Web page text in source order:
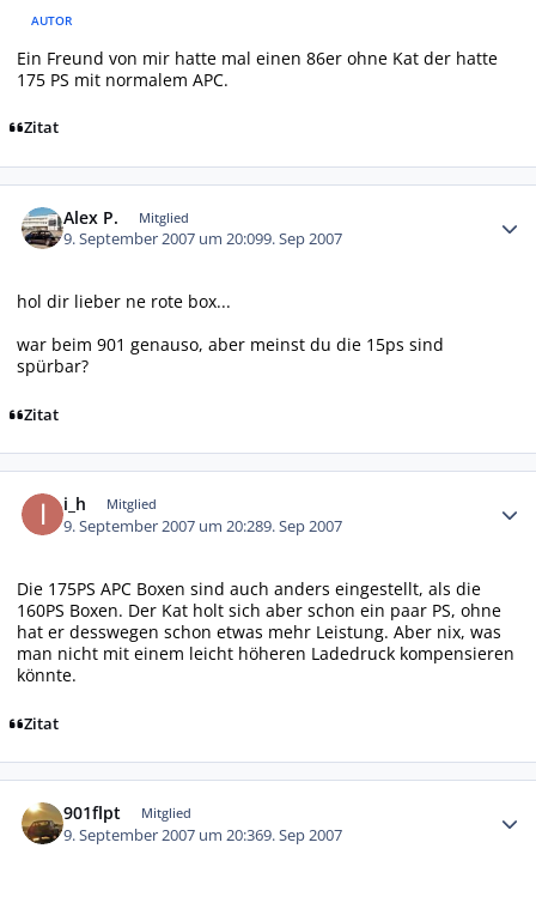
AUTOR
Ein Freund von mir hatte mal einen 86er ohne Kat der hatte
175 PS mit normalem APC.
Zitat
Alex P. Mitglied
9. September 2007 um 20:099. Sep 2007
hol dir lieber ne rote box...
war beim 901 genauso, aber meinst du die 15ps sind
spürbar?
Zitat
i_h Mitglied
9. September 2007 um 20:289. Sep 2007
Die 175PS APC Boxen sind auch anders eingestellt, als die
160PS Boxen. Der Kat holt sich aber schon ein paar PS, ohne
hat er desswegen schon etwas mehr Leistung. Aber nix, was
man nicht mit einem leicht höheren Ladedruck kompensieren
könnte.
Zitat
901flpt Mitglied
9. September 2007 um 20:369. Sep 2007